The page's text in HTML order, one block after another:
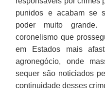
punidos e acabam se
poder muito
coronelismo que
em Estados mais
agronegócio, onde
sequer são noticiados
continuidade desses